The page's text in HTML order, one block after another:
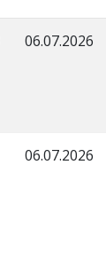
06.07.2026
06.07.2026